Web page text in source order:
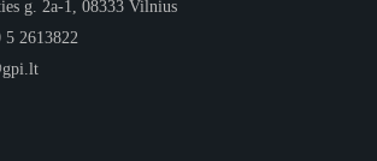
g. 2a-1, 08333 Vilnius
5 2613822